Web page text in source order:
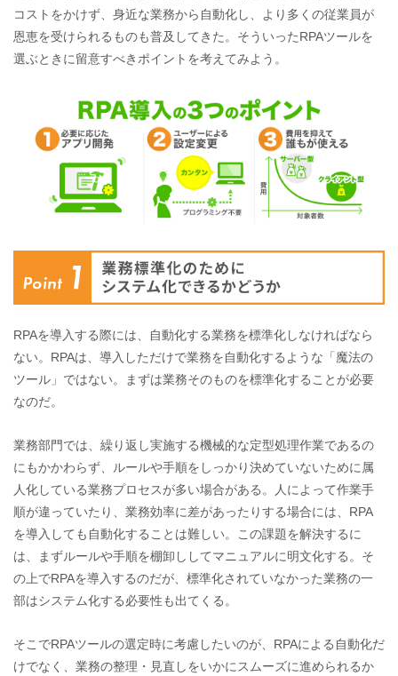
コストをかけず、身近な業務から自動化し、より多くの従業員が
恩恵を受けられるものも普及してきた。そういったRPAツールを
選ぶときに留意すべきポイントを考えてみよう。
RPAを導入する際には、自動化する業務を標準化しなければなら
ない。RPAは、導入しただけで業務を自動化するような「魔法の
ツール」ではない。まずは業務そのものを標準化することが必要
なのだ。
業務部門では、繰り返し実施する機械的な定型処理作業であるの
にもかかわらず、ルールや手順をしっかり決めていないために属
人化している業務プロセスが多い場合がある。人によって作業手
順が違っていたり、業務効率に差があったりする場合には、RPA
を導入しても自動化することは難しい。この課題を解決するに
は、まずルールや手順を棚卸ししてマニュアルに明文化する。そ
の上でRPAを導入するのだが、標準化されていなかった業務の一
部はシステム化する必要性も出てくる。
そこでRPAツールの選定時に考慮したいのが、RPAによる自動化だ
けでなく、業務の整理・見直しをいかにスムーズに進められるか